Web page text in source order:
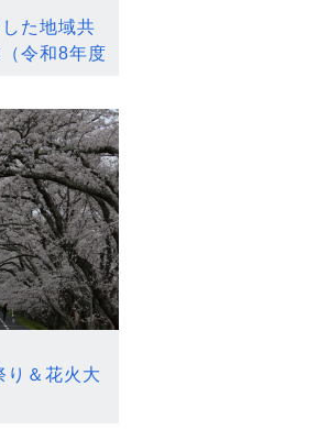
た地域共
令和8年度
り＆花火大